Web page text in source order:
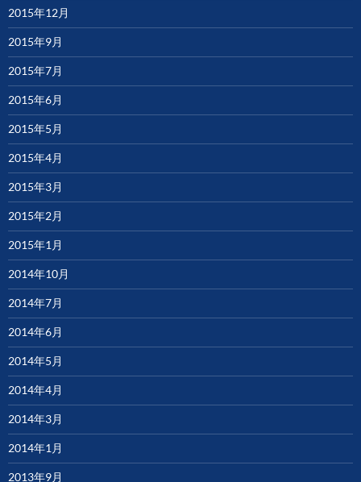
2015年12月
2015年9月
2015年7月
2015年6月
2015年5月
2015年4月
2015年3月
2015年2月
2015年1月
2014年10月
2014年7月
2014年6月
2014年5月
2014年4月
2014年3月
2014年1月
2013年9月